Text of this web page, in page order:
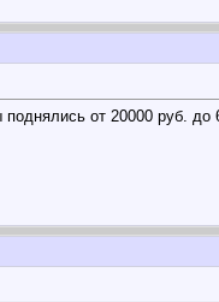
от 20000 руб. до